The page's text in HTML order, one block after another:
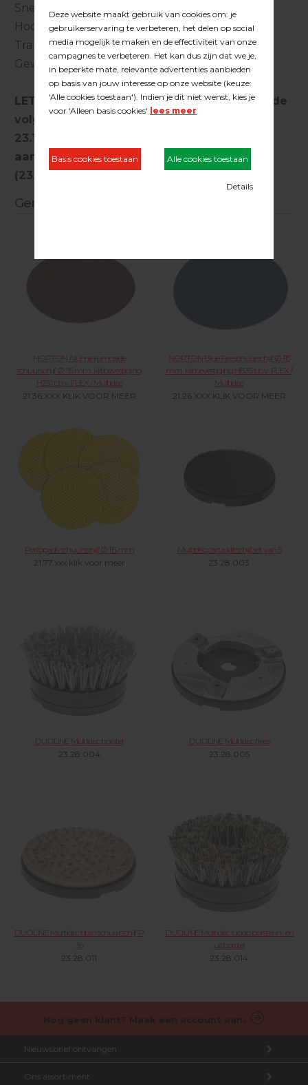
Snelheid disc: meer dan 3,5 x aandrijfsnelheid
Hoogte: 50 mm.
Transmissie: mechanisch dubbel gelagerd
Gewicht: 5 kg. exclusief toebehoren
LET OP, voeg aan dit artikel altijd één van de
volgende artikelnummers toe: 23.15.NUM,
23.15.COL,23.15.KUNZLE of kies voor de
aanpassing voor de Bona Flexisand
(23.15.FLEXI)
Gerelateerde producten
NORTON Aluminiumoxide
schuurschijf Ø 115 mm. klitbevestiging
H231 t.b.v. FLEX / Multidisc
21.36.XXX KLIK VOOR MEER
NORTON Blue Fire schuurschijf Ø 115
mm. klitbevestiging H835 t.b.v. FLEX /
Multidisc
21.26.XXX KLIK VOOR MEER
Perfopads schuurschijf Ø 115 mm
21.77.xxx klik voor meer
Multidisc carta klitschijf set van 5
23.28.003
DUOLINE Multidisc borstel
23.28.004
DUOLINE Multidisc frees
23.28.005
DUOLINE Multidisc titan schuurschijf P
16
23.28.011
DUOLINE Multidisc lucido borstel in- en
uitborstel
23.28.014
Nog geen klant? Maak een account aan.
Nieuwsbrief ontvangen
Ons assortiment